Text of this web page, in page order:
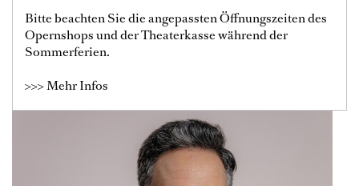
Bitte beachten Sie die angepassten Öffnungszeiten des
Opernshops und der Theaterkasse während der
Sommerferien.
>>> Mehr Infos
GÜNES GÜRLE